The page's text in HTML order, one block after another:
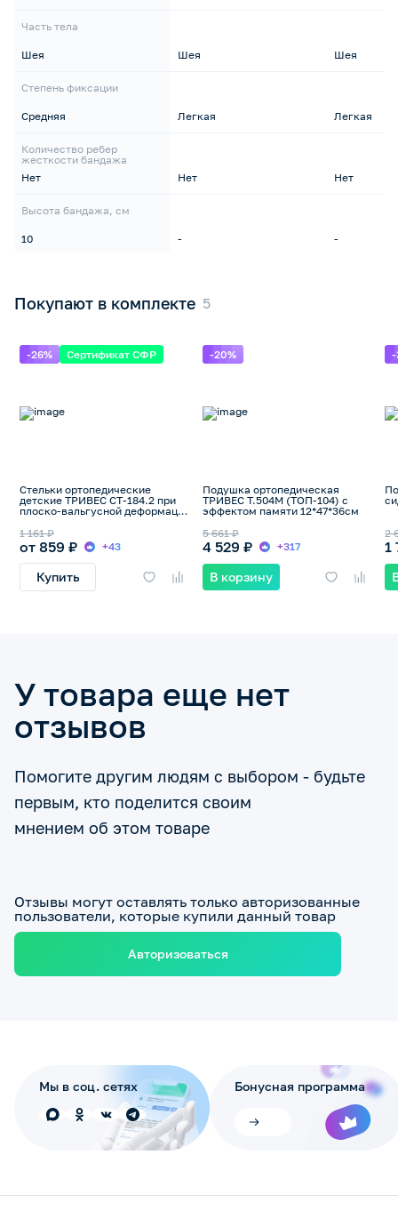
Часть тела
Шея
Степень фиксации
Средняя
Количество ребер
жесткости бандажа
Нет
Высота бандажа, см
10
Шея
Легкая
Нет
-
Шея
Легкая
Нет
-
Покупают в комплекте
-26% Сертификат СФР
Стельки ортопедические
детские ТРИВЕС СТ-184.2 при
плоско-вальгусной деформации
от 859 ₽
1 161 ₽
+43
Купить
-20%
Подушка ортопедическая
ТРИВЕС Т.504М (ТОП-104) с
эффектом памяти 12*47*36см
4 529 ₽
5 661 ₽
+317
В корзину
-
1
2
У товара еще нет
отзывов
Помогите другим людям с выбором - будьте
первым, кто поделится своим
мнением об этом товаре
Отзывы могут оставлять только авторизованные
пользователи, которые купили данный товар
Авторизоваться
Мы в соц. сетях Бонусная программа